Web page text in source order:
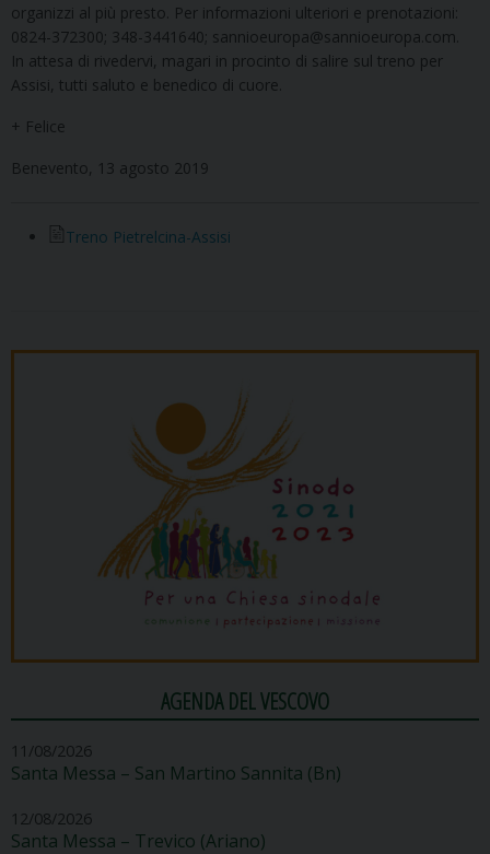
organizzi al più presto. Per informazioni ulteriori e prenotazioni:
0824-372300; 348-3441640; sannioeuropa@sannioeuropa.com.
In attesa di rivedervi, magari in procinto di salire sul treno per
Assisi, tutti saluto e benedico di cuore.
+ Felice
Benevento, 13 agosto 2019
Treno Pietrelcina-Assisi
AGENDA DEL VESCOVO
11/08/2026
Santa Messa – San Martino Sannita (Bn)
12/08/2026
Santa Messa – Trevico (Ariano)